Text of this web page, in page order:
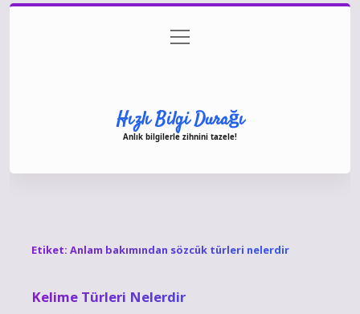
Gizlilik Politikası
menüyü
aç
Hızlı Bilgi Durağı
Anlık bilgilerle zihnini tazele!
Etiket: Anlam bakımından sözcük türleri nelerdir
Kelime Türleri Nelerdir